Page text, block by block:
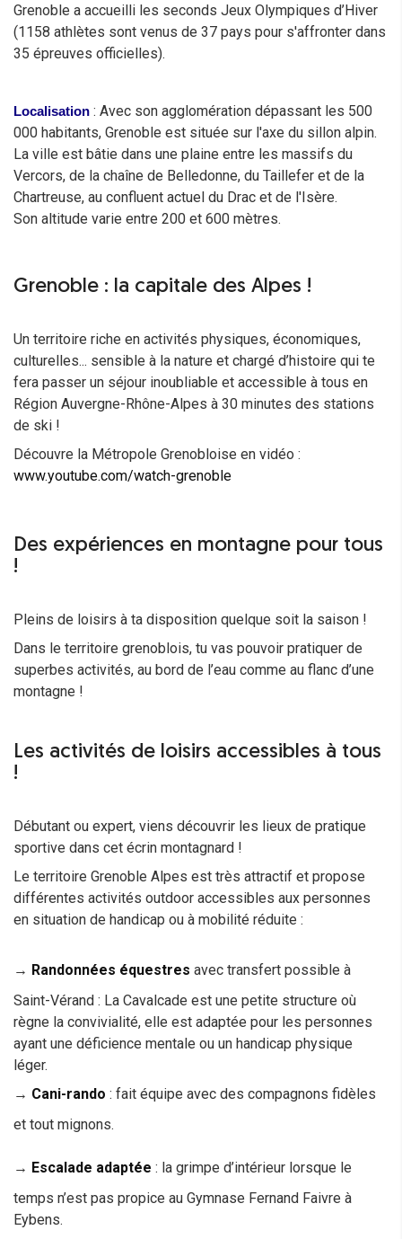
Grenoble a accueilli les seconds Jeux Olympiques d’Hiver
(1158 athlètes sont venus de 37 pays pour s'affronter dans
35 épreuves officielles).
Localisation : Avec son agglomération dépassant les 500
000 habitants, Grenoble est située sur l'axe du sillon alpin.
La ville est bâtie dans une plaine entre les massifs du
Vercors, de la chaîne de Belledonne, du Taillefer et de la
Chartreuse, au confluent actuel du Drac et de l'Isère.
Son altitude varie entre 200 et 600 mètres.
Grenoble : la capitale des Alpes !
Un territoire riche en activités physiques, économiques,
culturelles... sensible à la nature et chargé d’histoire qui te
fera passer un séjour inoubliable et accessible à tous en
Région Auvergne-Rhône-Alpes à 30 minutes des stations
de ski !
Découvre la Métropole Grenobloise en vidéo :
www.youtube.com/watch-grenoble
Des expériences en montagne pour tous
!
Pleins de loisirs à ta disposition quelque soit la saison !
Dans le territoire grenoblois, tu vas pouvoir pratiquer de
superbes activités, au bord de l’eau comme au flanc d’une
montagne !
Les activités de loisirs accessibles à tous
!
Débutant ou expert, viens découvrir les lieux de pratique
sportive dans cet écrin montagnard !
Le territoire Grenoble Alpes est très attractif et propose
différentes activités outdoor accessibles aux personnes
en situation de handicap ou à mobilité réduite :
→ Randonnées équestres avec transfert possible à
Saint-Vérand : La Cavalcade est une petite structure où
règne la convivialité, elle est adaptée pour les personnes
ayant une déficience mentale ou un handicap physique
léger.
→ Cani-rando : fait équipe avec des compagnons fidèles
et tout mignons.
→ Escalade adaptée : la grimpe d’intérieur lorsque le
temps n’est pas propice au Gymnase Fernand Faivre à
Eybens.